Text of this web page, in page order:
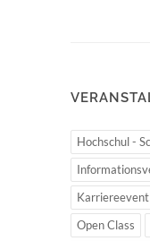
Hochschul -
Karriereevent
Open Class